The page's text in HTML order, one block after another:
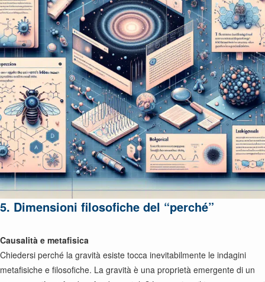
5. Dimensioni filosofiche del “perché”
Causalità e metafisica
Chiedersi perché la gravità esiste tocca inevitabilmente le indagini
metafisiche e filosofiche. La gravità è una proprietà emergente di un